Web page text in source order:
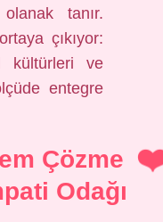
tanır.
çıkıyor:
kültürleri ve
entegre
Çözme
Odağı